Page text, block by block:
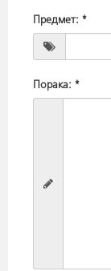
Предмет: *
Порака: *